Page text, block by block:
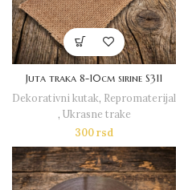
Juta traka 8-10cm sirine S311
Dekorativni kutak, Repromaterijal
, Ukrasne trake
300rsd